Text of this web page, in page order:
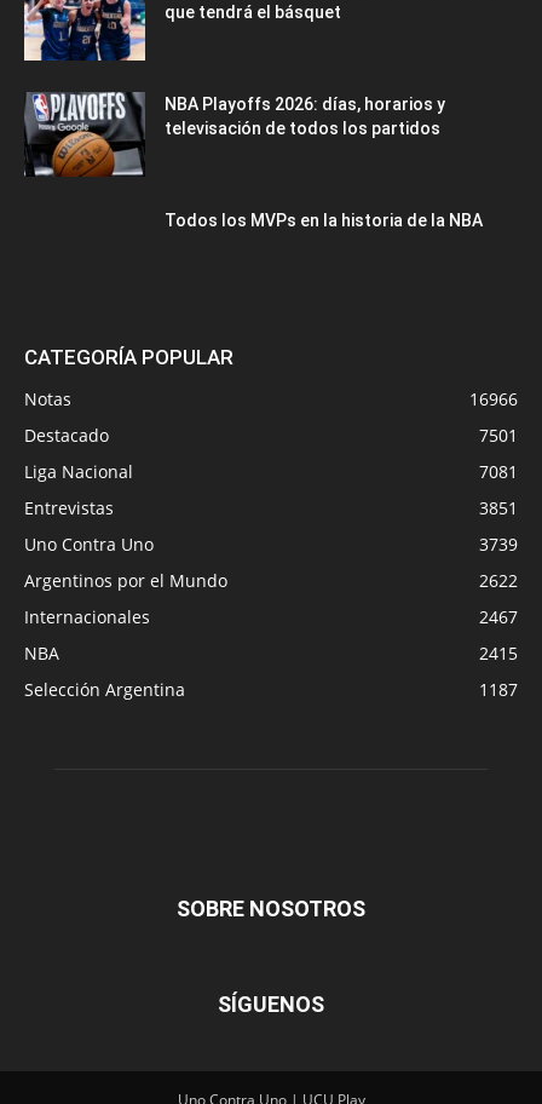
que tendrá el básquet
NBA Playoffs 2026: días, horarios y
televisación de todos los partidos
Todos los MVPs en la historia de la NBA
CATEGORÍA POPULAR
Notas
16966
Destacado
7501
Liga Nacional
7081
Entrevistas
3851
Uno Contra Uno
3739
Argentinos por el Mundo
2622
Internacionales
2467
NBA
2415
Selección Argentina
1187
SOBRE NOSOTROS
SÍGUENOS
Uno Contra Uno | UCU Play